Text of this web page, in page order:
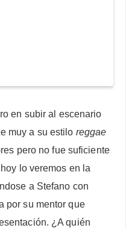
en subir al escenario
muy a su estilo reggae
pero no fue suficiente
lo veremos en la
a Stefano con
por su mentor que
¿A quién